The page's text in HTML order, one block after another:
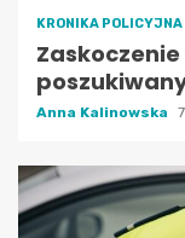
KRONIKA POLICYJNA
Anna Kalinowska